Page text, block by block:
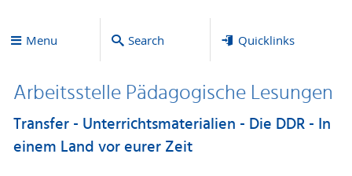
Menu Search Quicklinks
Arbeitsstelle Pädagogische Lesungen
Transfer - Unterrichtsmaterialien - Die DDR - In
einem Land vor eurer Zeit